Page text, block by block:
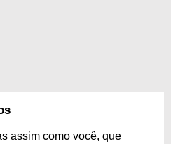
assim como você, que